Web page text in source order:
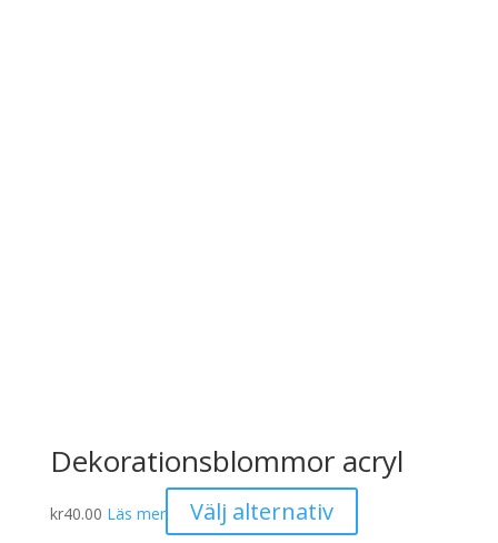
Dekorationsblommor acryl
kr40.00 Läs mer Välj alternativ
här